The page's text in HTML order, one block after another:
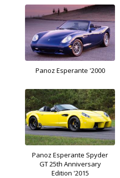
Panoz Esperante '2000
Panoz Esperante Spyder
GT 25th Anniversary
Edition '2015